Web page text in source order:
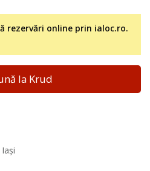
rezervări online prin ialoc.ro.
la Krud